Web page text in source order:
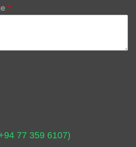
*
77 359 6107)